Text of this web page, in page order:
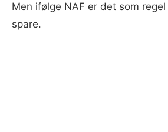
Men ifølge NAF er det som
spare.